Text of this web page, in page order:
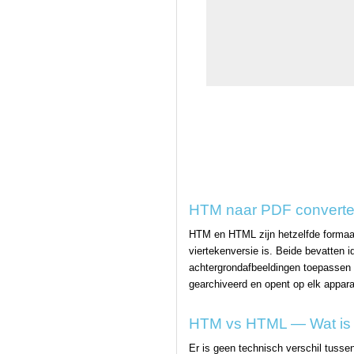
HTM naar PDF
HTM en HTML zijn hetzelfde
viertekenversie is. Beide bevatten
achtergrondafbeeldingen
gearchiveerd en opent op elk
HTM vs HTML — Wat
Er is geen technisch verschil